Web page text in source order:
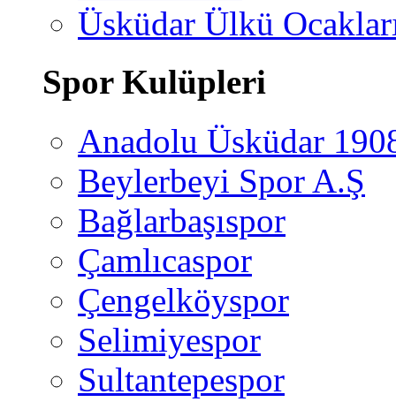
Üsküdar Ülkü
Spor Kulüpleri
Anadolu Üsküdar
Beylerbeyi Spor A.Ş
Bağlarbaşıspor
Çamlıcaspor
Çengelköyspor
Selimiyespor
Sultantepespor